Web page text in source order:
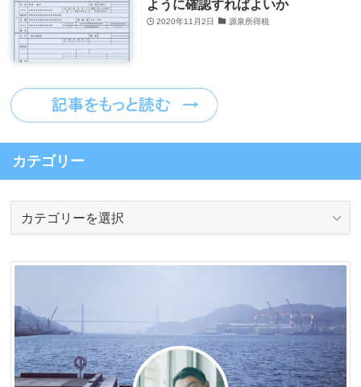
ように確認すればよいか
2020年11月2日 源泉所得税
カテゴリー
リ